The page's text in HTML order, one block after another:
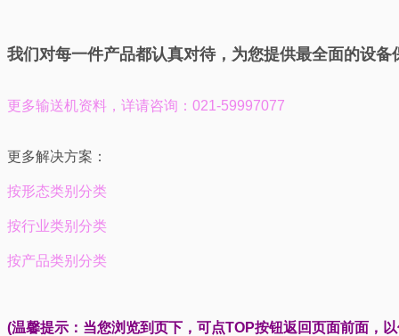
我们对每一件产品都认真对待，为您提供最全面的设备
更多输送机资料， 详请咨询：021-59997077
更多解决方案：
按形态类别分类
按行业类别分类
按产品类别分类
(温馨提示：当您浏览到页下，可点TOP按钮返回页面前面，